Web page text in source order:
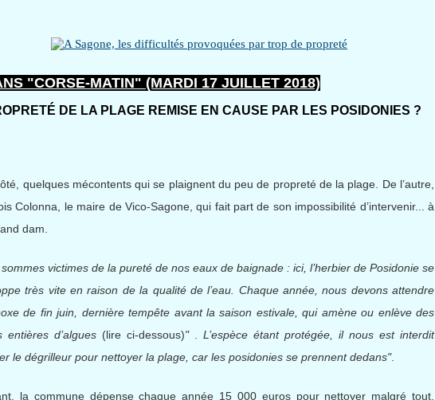
"CORSE-MATIN" (MARDI 17 JUILLET 2018)
DE LA PLAGE REMISE EN CAUSE PAR LES POSIDONIES ?
quelques mécontents qui se plaignent du peu de propreté de la plage. De l’autre,
Colonna, le maire de Vico-Sagone, qui fait part de son impossibilité d’intervenir... à
dam.
victimes de la pureté de nos eaux de baignade : ici, l’herbier de Posidonie se
très vite en raison de la qualité de l’eau. Chaque année, nous devons attendre
de fin juin, dernière tempête avant la saison estivale, qui amène ou enlève des
entières d’algues (lire ci-dessous)".
L’espèce étant protégée, il nous est interdit
le dégrilleur pour nettoyer la plage, car les posidonies se prennent dedans".
la commune dépense chaque année 15 000 euros pour nettoyer malgré tout,